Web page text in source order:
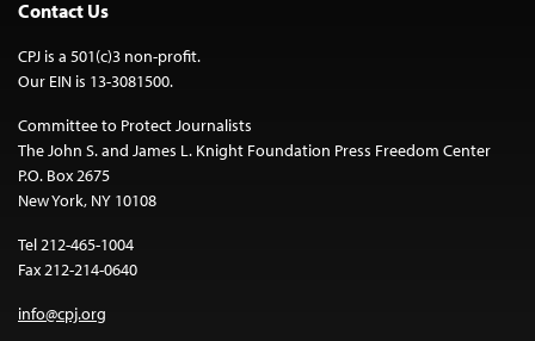
Contact Us
CPJ is a 501(c)3 non-profit.
Our EIN is 13-3081500.
Committee to Protect Journalists
The John S. and James L. Knight Foundation Press Freedom Center
P.O. Box 2675
New York, NY 10108
Tel 212-465-1004
Fax 212-214-0640
info@cpj.org